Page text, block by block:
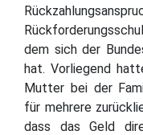
dem sich der
hat. Vorliegend
Mutter bei der
für mehrere
dass das Geld